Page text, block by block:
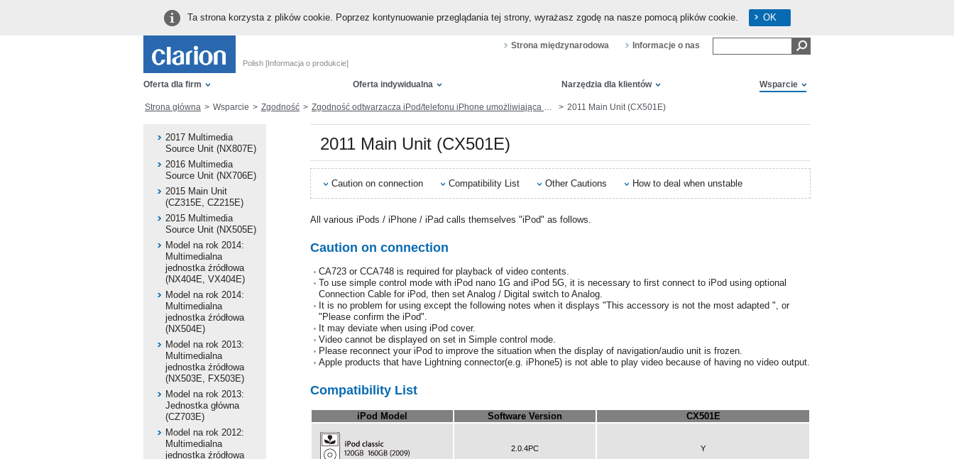
Ta strona korzysta z plików cookie. Poprzez kontynuowanie przeglądania tej strony, wyrażasz zgodę na nasze pomocą plików cookie. OK
Polish [Informacja o produkcie]
Strona międzynarodowa Informacje o nas
Oferta dla firm Oferta indywidualna Narzędzia dla klientów Wsparcie
Strona główna Wsparcie Zgodność Zgodność odtwarzacza iPod/telefonu iPhone umożliwiająca odtwarzanie muzyki i wideo (przez gniazdo dokowania lub Lightning) 2011 Main Unit (CX501E)
2017 Multimedia
Source Unit (NX807E)
2016 Multimedia
Source Unit (NX706E)
2015 Main Unit
(CZ315E, CZ215E)
2015 Multimedia
Source Unit (NX505E)
Model na rok 2014:
Multimedialna
jednostka źródłowa
(NX404E, VX404E)
Model na rok 2014:
Multimedialna
jednostka źródłowa
(NX504E)
Model na rok 2013:
Multimedialna
jednostka źródłowa
(NX503E, FX503E)
Model na rok 2013:
Jednostka główna
(CZ703E)
Model na rok 2012:
Multimedialna
jednostka źródłowa
2011 Main Unit (CX501E)
Caution on connection Compatibility List Other Cautions How to deal when unstable
All various iPods / iPhone / iPad calls themselves "iPod" as follows.
Caution on connection
CA723 or CCA748 is required for playback of video contents.
To use simple control mode with iPod nano 1G and iPod 5G, it is necessary to first connect to iPod using optional
Connection Cable for iPod, then set Analog / Digital switch to Analog.
It is no problem for using except the following notes when it displays "This accessory is not the most adapted ", or
"Please confirm the iPod".
It may deviate when using iPod cover.
Video cannot be displayed on set in Simple control mode.
Please reconnect your iPod to improve the situation when the display of navigation/audio unit is frozen.
Apple products that have Lightning connector(e.g. iPhone5) is not able to play video because of having no video output.
Compatibility List